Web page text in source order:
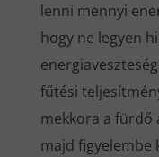
lenni mennyi
hogy ne legyen
fűtési
mekkora a fürdő
majd figyelembe